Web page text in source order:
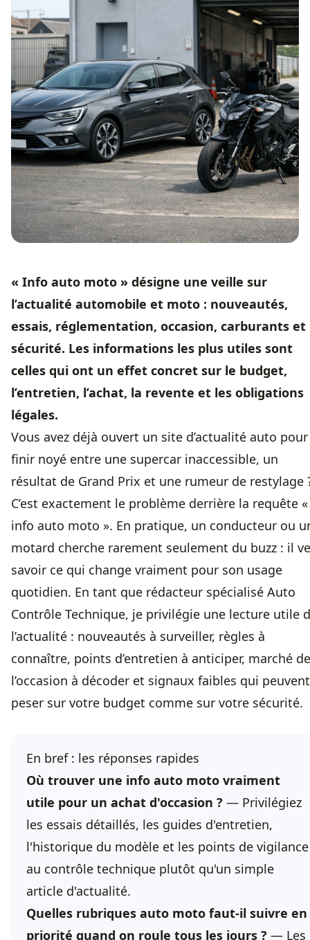
« Info auto moto » désigne une veille sur
l’actualité automobile et moto : nouveautés,
essais, réglementation, occasion, carburants et
sécurité. Les informations les plus utiles sont
celles qui ont un effet concret sur le budget,
l’entretien, l’achat, la revente et les obligations
légales.
Vous avez déjà ouvert un site d’actualité auto pour
finir noyé entre une supercar inaccessible, un
résultat de Grand Prix et une rumeur de restylage
C’est exactement le problème derrière la requête «
info auto moto ». En pratique, un conducteur ou
motard cherche rarement seulement du buzz : il
savoir ce qui change vraiment pour son usage
quotidien. En tant que rédacteur spécialisé Auto
Contrôle Technique, je privilégie une lecture utile
l’actualité : nouveautés à surveiller, règles à
connaître, points d’entretien à anticiper, marché de
l’occasion à décoder et signaux faibles qui peuvent
peser sur votre budget comme sur votre sécurité.
En bref : les réponses rapides
Où trouver une info auto moto vraiment
utile pour un achat d'occasion ? — Privilégiez
les essais détaillés, les guides d'entretien,
l'historique du modèle et les points de vigilance
au contrôle technique plutôt qu'un simple
article d'actualité.
Quelles rubriques auto moto faut-il suivre en
priorité quand on roule tous les jours ? — Les